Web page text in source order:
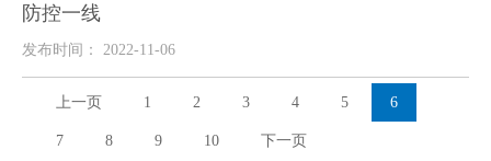
防控一线
发布时间： 2022-11-06
上一页 1 2 3 4 5 6
7 8 9 10 下一页